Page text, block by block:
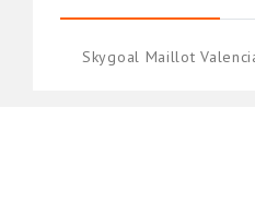
Skygoal Maillot